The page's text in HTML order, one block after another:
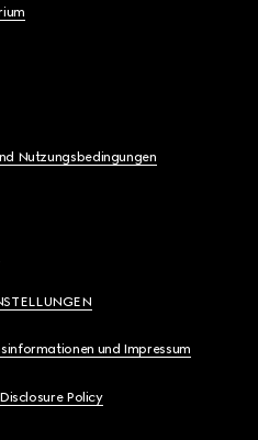
Nutzungsbedingungen
und Impressum
Policy